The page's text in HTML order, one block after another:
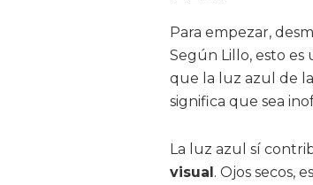
Para empezar,
Según Lillo, esto es
que la luz azul de
significa que sea
La luz azul sí
visual. Ojos secos,